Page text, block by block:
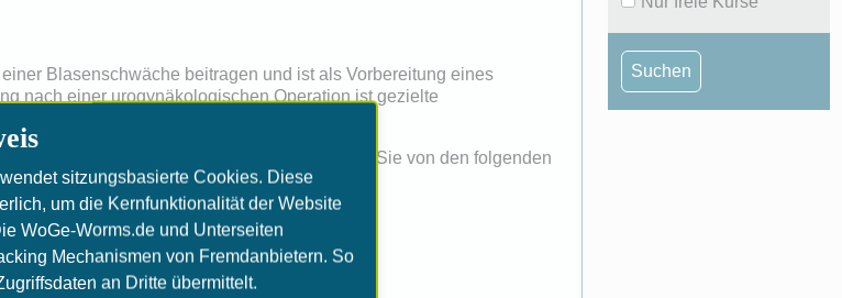
sitzungsbasierte Cookies. Diese
um die Kernfunktionalität der Website
WoGe-Worms.de und Unterseiten
Mechanismen von Fremdanbietern. So
an Dritte übermittelt.
Blasenschwäche beitragen und ist als Vorbereitung eines
nach einer urogynäkologischen Operation ist gezielte
Wert qualifizierter Beckenbodengymnastik, da Sie von den folgenden
Suchen